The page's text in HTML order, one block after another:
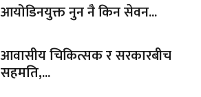
आयोडिनयुक्त नुन नै किन सेवन...
आवासीय चिकित्सक र सरकारबीच
सहमति,...